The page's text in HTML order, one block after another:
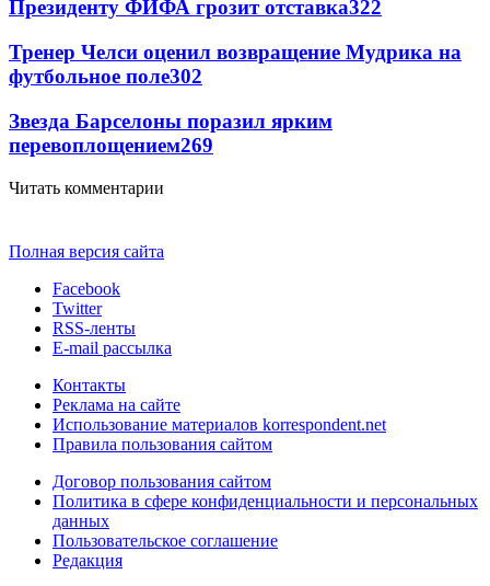
Президенту ФИФА грозит отставка322
Тренер Челси оценил возвращение Мудрика на
футбольное поле302
Звезда Барселоны поразил ярким
перевоплощением269
Читать комментарии
Полная версия сайта
Facebook
Twitter
RSS-ленты
E-mail рассылка
Контакты
Реклама на сайте
Использование материалов korrespondent.net
Правила пользования сайтом
Договор пользования сайтом
Политика в сфере конфиденциальности и персональных
данных
Пользовательское соглашение
Редакция